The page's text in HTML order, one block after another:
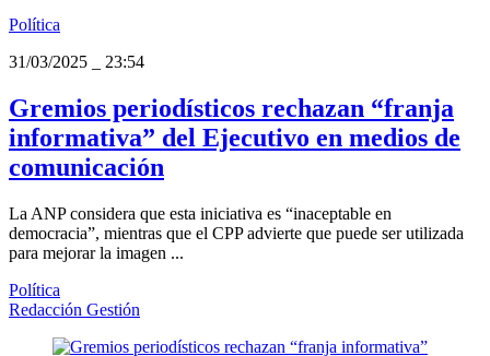
Política
31/03/2025
23:54
Gremios periodísticos rechazan “franja
informativa” del Ejecutivo en medios de
comunicación
La ANP considera que esta iniciativa es “inaceptable en
democracia”, mientras que el CPP advierte que puede ser utilizada
para mejorar la imagen ...
Política
Redacción Gestión